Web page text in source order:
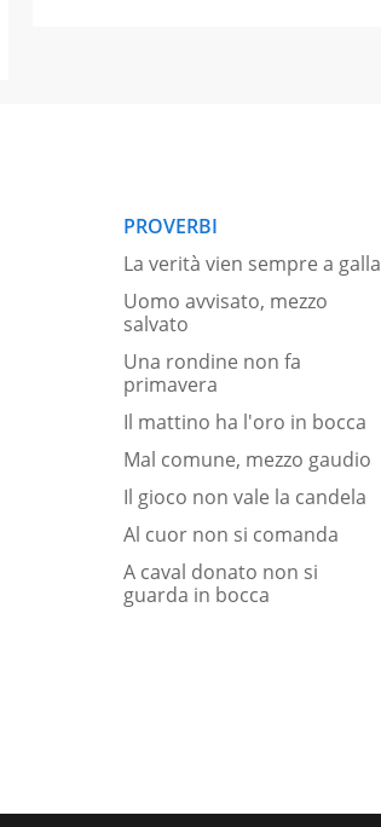
PROVERBI
La verità vien sempre a galla
Uomo avvisato, mezzo
salvato
Una rondine non fa
primavera
Il mattino ha l'oro in bocca
Mal comune, mezzo gaudio
Il gioco non vale la candela
Al cuor non si comanda
A caval donato non si
guarda in bocca